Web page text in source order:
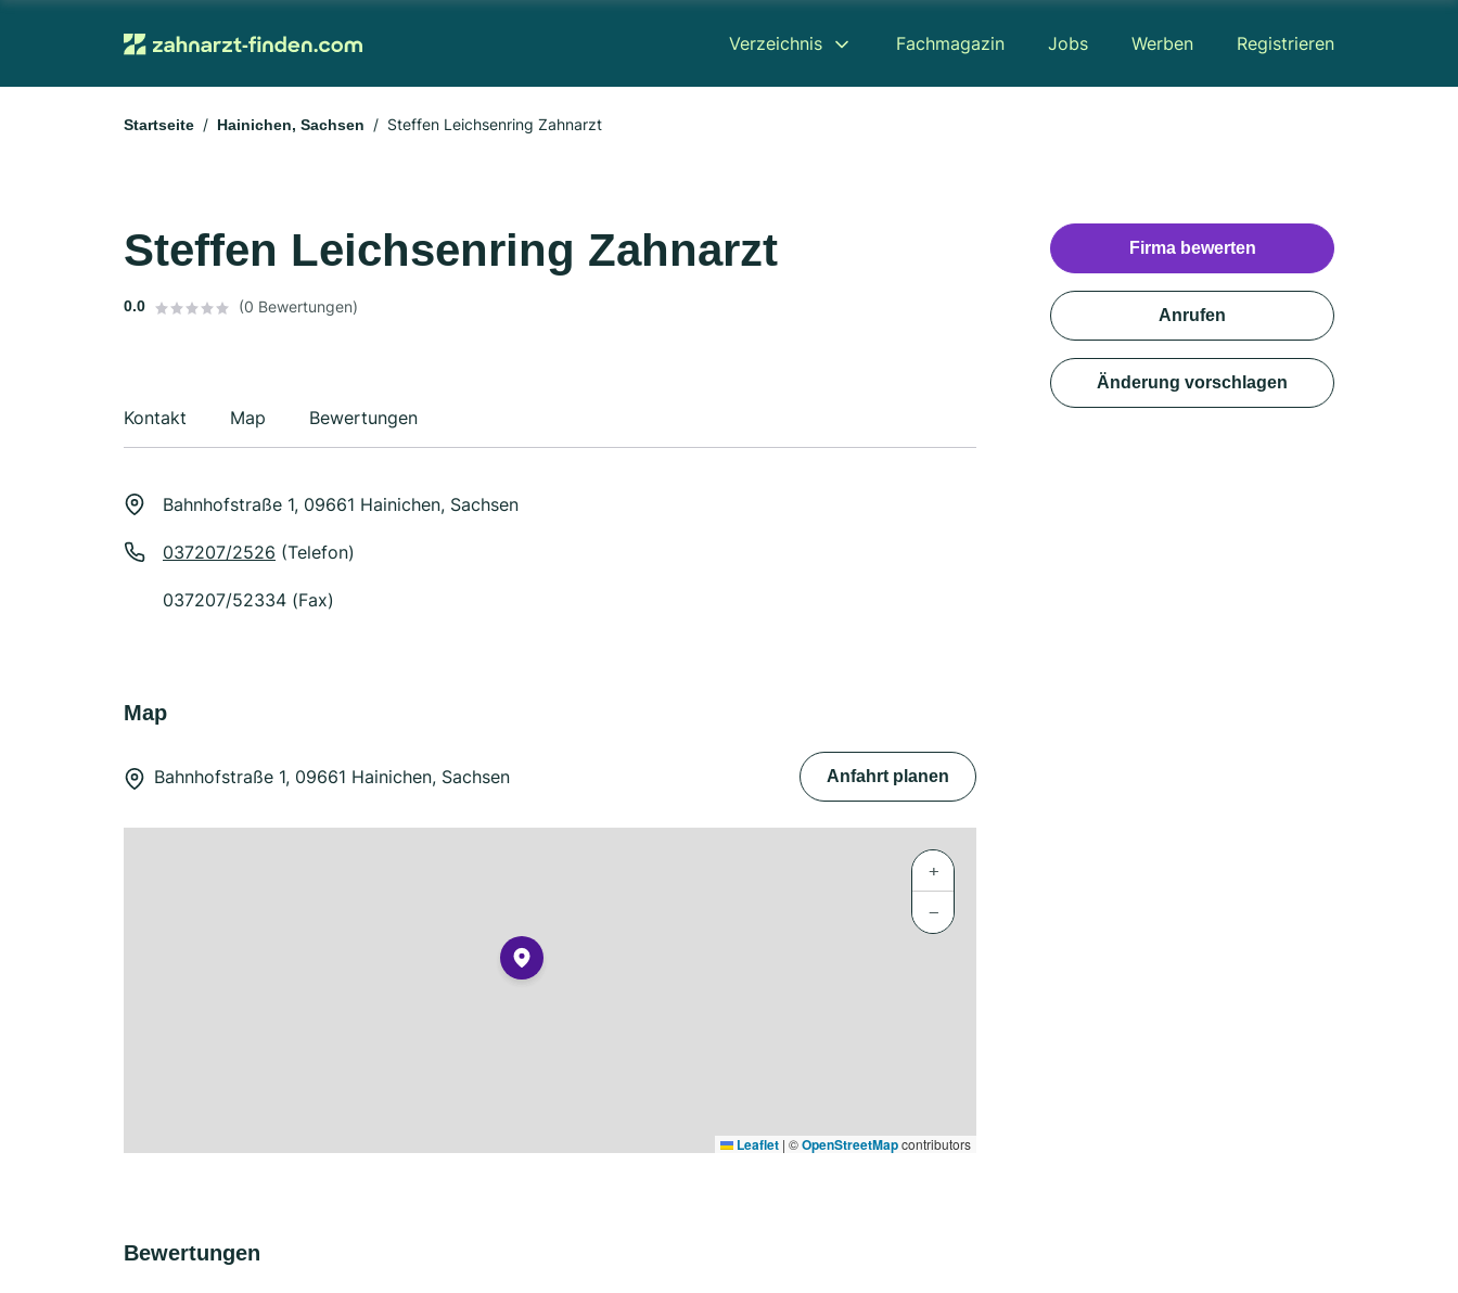
Verzeichnis Fachmagazin Jobs Werben Registrieren
Startseite Hainichen, Sachsen Steffen Leichsenring Zahnarzt
Steffen Leichsenring Zahnarzt
0.0 (0 Bewertungen)
Kontakt Map Bewertungen
Bahnhofstraße 1, 09661 Hainichen, Sachsen
037207/2526 (Telefon)
037207/52334 (Fax)
Map
Bahnhofstraße 1, 09661 Hainichen, Sachsen Anfahrt planen
+
−
Leaflet | ©OpenStreetMapcontributors
Bewertungen
Firma bewerten
Anrufen
Änderung vorschlagen